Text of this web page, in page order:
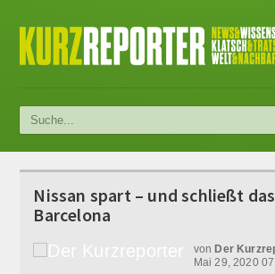
Nissan spart – und schließt
Barcelona
von Der
Mai 29, 2020